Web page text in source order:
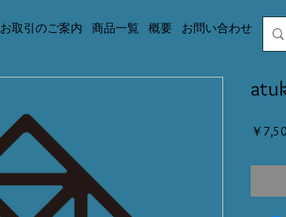
お取引のご案内 商品一覧 概要 お問い合わせ
￥